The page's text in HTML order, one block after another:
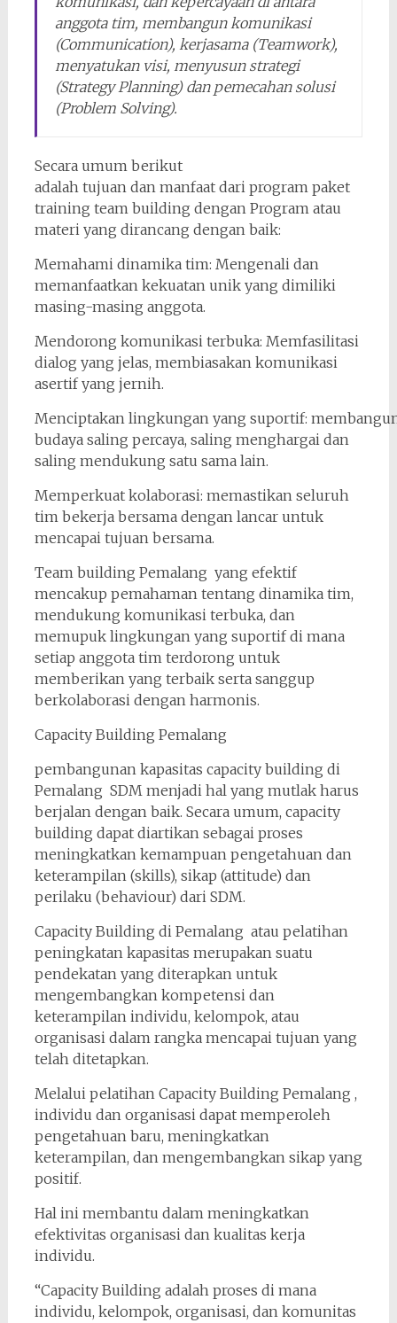
anggota tim, membangun komunikasi
(Communication), kerjasama (Teamwork),
menyatukan visi, menyusun strategi
(Strategy Planning) dan pemecahan solusi
(Problem Solving).
Secara umum berikut
adalah tujuan dan manfaat dari program paket
training team building dengan Program atau
materi yang dirancang dengan baik:
Memahami dinamika tim: Mengenali dan
memanfaatkan kekuatan unik yang dimiliki
masing-masing anggota.
Mendorong komunikasi terbuka: Memfasilitasi
dialog yang jelas, membiasakan komunikasi
asertif yang jernih.
Menciptakan lingkungan yang suportif:
budaya saling percaya, saling menghargai dan
saling mendukung satu sama lain.
Memperkuat kolaborasi: memastikan seluruh
tim bekerja bersama dengan lancar untuk
mencapai tujuan bersama.
Team building Pemalang yang efektif
mencakup pemahaman tentang dinamika tim,
mendukung komunikasi terbuka, dan
memupuk lingkungan yang suportif di mana
setiap anggota tim terdorong untuk
memberikan yang terbaik serta sanggup
berkolaborasi dengan harmonis.
Capacity Building Pemalang
pembangunan kapasitas capacity building di
Pemalang SDM menjadi hal yang mutlak harus
berjalan dengan baik. Secara umum, capacity
building dapat diartikan sebagai proses
meningkatkan kemampuan pengetahuan dan
keterampilan (skills), sikap (attitude) dan
perilaku (behaviour) dari SDM.
Capacity Building di Pemalang atau pelatihan
peningkatan kapasitas merupakan suatu
pendekatan yang diterapkan untuk
mengembangkan kompetensi dan
keterampilan individu, kelompok, atau
organisasi dalam rangka mencapai tujuan yang
telah ditetapkan.
Melalui pelatihan Capacity Building Pemalang ,
individu dan organisasi dapat memperoleh
pengetahuan baru, meningkatkan
keterampilan, dan mengembangkan sikap yang
positif.
Hal ini membantu dalam meningkatkan
efektivitas organisasi dan kualitas kerja
individu.
“Capacity Building adalah proses di mana
individu, kelompok, organisasi, dan komunitas